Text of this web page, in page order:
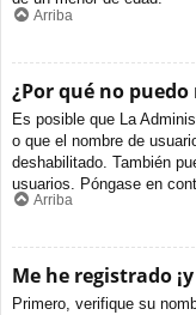
Arriba
¿Por qué no
Es posible que La
o que el nombre de
deshabilitado. También
usuarios. Póngase en
Arriba
Me he registrado
Primero, verifique su